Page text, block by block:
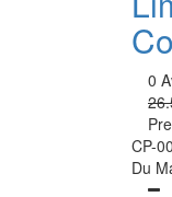
0
CP-
Du